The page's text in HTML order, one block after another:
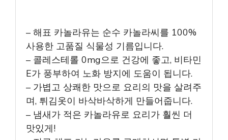
– 해표 카놀라유는 순수 카놀라씨를 100%
사용한 고품질 식물성 기름입니다.
– 콜레스테롤 0mg으로 건강에 좋고, 비타민
E가 풍부하여 노화 방지에 도움이 됩니다.
– 가볍고 상쾌한 맛으로 요리의 맛을 살려주
며, 튀김옷이 바삭바삭하게 만들어줍니다.
– 냄새가 적은 카놀라유로 요리가 훨씬 더
맛있게!